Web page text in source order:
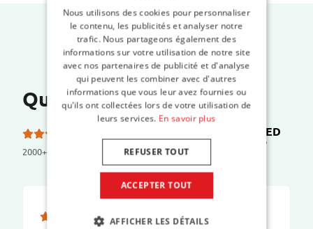
Que disent nos clients ?
2000+ reviews
TRUSTED
SHOPS
Nous utilisons des cookies pour personnaliser
le contenu, les publicités et analyser notre
trafic. Nous partageons également des
informations sur votre utilisation de notre site
avec nos partenaires de publicité et d'analyse
qui peuvent les combiner avec d'autres
informations que vous leur avez fournies ou
qu'ils ont collectées lors de votre utilisation de
leurs services. En savoir plus
ACCEPTER TOUT
REFUSER TOUT
AFFICHER LES DÉTAILS